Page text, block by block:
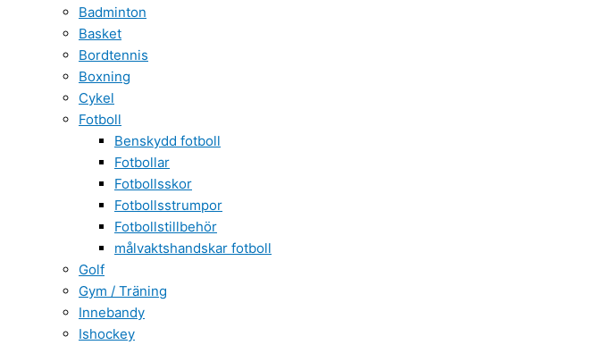
Badminton
Basket
Bordtennis
Boxning
Cykel
Fotboll
Benskydd fotboll
Fotbollar
Fotbollsskor
Fotbollsstrumpor
Fotbollstillbehör
målvaktshandskar fotboll
Golf
Gym / Träning
Innebandy
Ishockey